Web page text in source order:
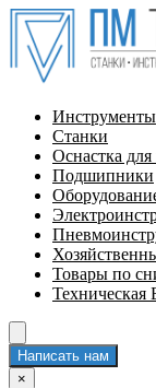
Инструменты
Станки
Оснастка для
Подшипники
Товары по
Техническая
Написать нам
×